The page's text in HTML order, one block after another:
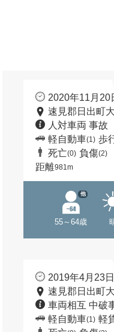
2020年11月20
速見郡日出町
人対車両 事故
軽自動車(1) 歩
死亡(0) 負傷(2)
距離981m
55～64歳
他
2019年4月23
速見郡日出町
車両相互 中破
軽自動車(1) 軽